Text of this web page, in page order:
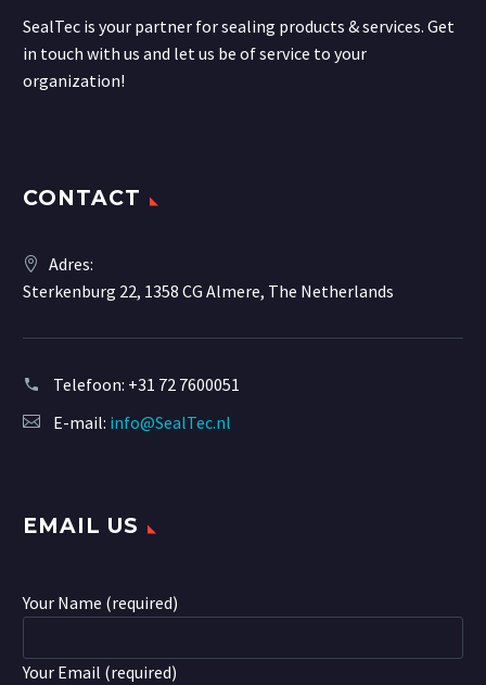
SealTec is your partner for sealing products & services. Get
in touch with us and let us be of service to your
organization!
CONTACT
Adres:
Sterkenburg 22, 1358 CG Almere, The Netherlands
Telefoon: +31 72 7600051
E-mail: info@SealTec.nl
EMAIL US
Your Name (required)
Your Email (required)